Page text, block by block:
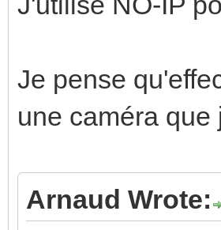
Je pense
une caméra
Arnaud Wrote: